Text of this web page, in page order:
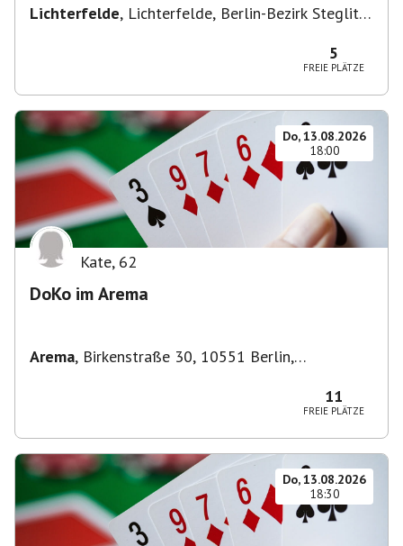
Lichterfelde, Lichterfelde, Berlin-Bezirk Steglitz-
5
FREIE PLÄTZE
Do, 13.08.2026
18:00
Kate, 62
DoKo im Arema
Arema, Birkenstraße 30, 10551 Berlin,
11
FREIE PLÄTZE
Do, 13.08.2026
18:30